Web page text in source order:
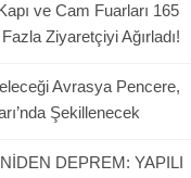
ve Cam Fuarları 165
Ziyaretçiyi Ağırladı!
Avrasya Pencere,
Şekillenecek
DEPREM: YAPILI